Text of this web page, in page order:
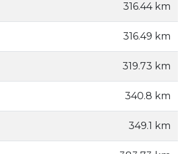
316.44 km
316.49 km
319.73 km
340.8 km
349.1 km